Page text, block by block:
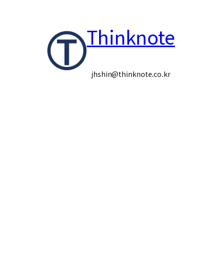
Thinknote
jhshin@thinknote.co.kr